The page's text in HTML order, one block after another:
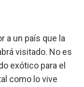
a un país que la
visitado. No es
exótico para el
como lo vive